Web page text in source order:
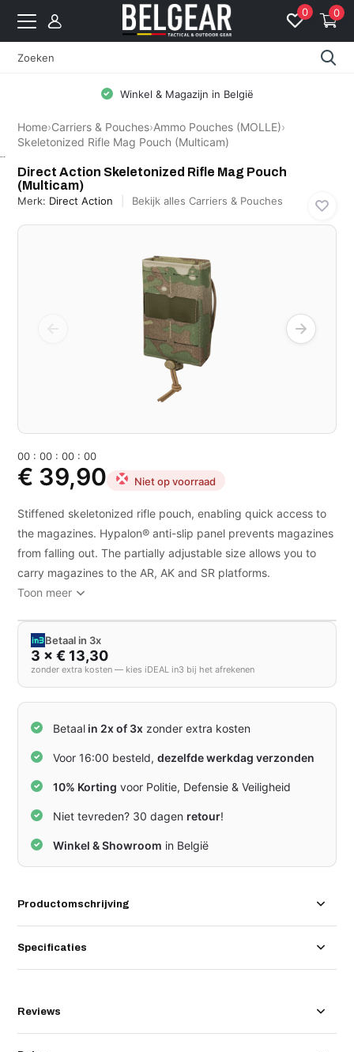
0 0
Winkel & Magazijn in België
Home›Carriers & Pouches›Ammo Pouches (MOLLE)›
Skeletonized Rifle Mag Pouch (Multicam)
Direct Action Skeletonized Rifle Mag Pouch
(Multicam)
Merk: Direct Action Bekijk alles Carriers & Pouches
00 :00 :00 :00
€ 39,90 Niet op voorraad
Stiffened skeletonized rifle pouch, enabling quick access to
the magazines. Hypalon® anti-slip panel prevents magazines
from falling out. The partially adjustable size allows you to
carry magazines to the AR, AK and SR platforms.
Toon meer
Betaal in 3x
3 × € 13,30
zonder extra kosten — kies iDEAL in3 bij het afrekenen
Betaal in 2x of 3x zonder extra kosten
Voor 16:00 besteld,dezelfde werkdag verzonden
10% Korting voor Politie, Defensie & Veiligheid
Niet tevreden? 30 dagen retour!
Winkel & Showroom in België
Productomschrijving
Specificaties
Reviews